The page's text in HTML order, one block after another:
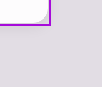
güncel girişhttps://